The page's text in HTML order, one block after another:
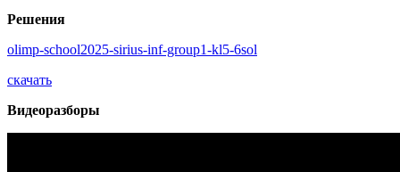
Решения
olimp-school2025-sirius-inf-group1-kl5-6sol
скачать
Видеоразборы